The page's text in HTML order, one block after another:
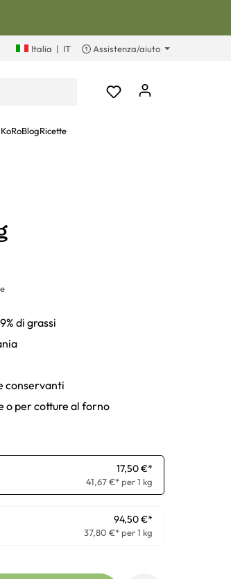
Italia | IT Assistenza/aiuto
KoRoBlogRicette
di grassi
conservanti
o per cotture al forno
17,50 €*
41,67 €* per 1 kg
94,50 €*
37,80 €* per 1 kg